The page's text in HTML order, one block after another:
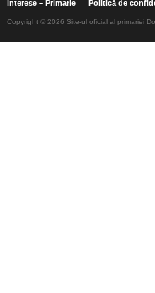
interese – Primarie Politică de
Copyright © 2026 Site-ul oficial al primariei